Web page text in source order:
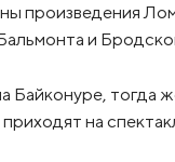
произведения
и
Байконуре, тогда
на